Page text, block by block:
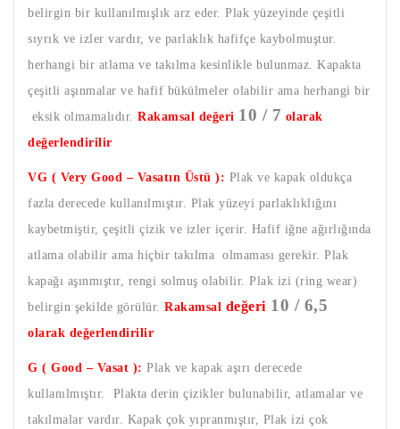
belirgin bir kullanılmışlık arz eder. Plak yüzeyinde çeşitli
sıyrık ve izler vardır, ve parlaklık hafifçe kaybolmuştur.
herhangi bir atlama ve takılma kesinlikle bulunmaz. Kapakta
çeşitli aşınmalar ve hafif bükülmeler olabilir ama herhangi bir
eksik olmamalıdır. Rakamsal değeri 10 / 7 olarak
değerlendirilir
VG ( Very Good – Vasatın Üstü ): Plak ve kapak oldukça
fazla derecede kullanılmıştır. Plak yüzeyi parlaklıklığını
kaybetmiştir, çeşitli çizik ve izler içerir. Hafif iğne ağırlığında
atlama olabilir ama hiçbir takılma olmaması gerekir. Plak
kapağı aşınmıştır, rengi solmuş olabilir. Plak izi (ring wear)
belirgin şekilde görülür. Rakamsal değeri 10 / 6,5
olarak değerlendirilir
G ( Good – Vasat ): Plak ve kapak aşırı derecede
kullanılmıştır. Plakta derin çizikler bulunabilir, atlamalar ve
takılmalar vardır. Kapak çok yıpranmıştır, Plak izi çok